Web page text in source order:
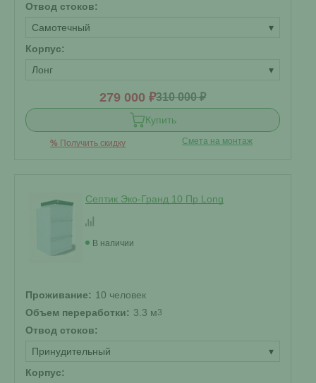
Отвод стоков:
Самотечный
▾
Корпус:
Лонг
▾
279 000 ₽310 000 ₽
Купить
% Получить скидку Смета на монтаж
Септик Эко-Гранд 10 Пр Long
В наличии
Проживание: 10 человек
Объем переработки: 3.3 м3
Отвод стоков:
Принудительный
▾
Корпус: